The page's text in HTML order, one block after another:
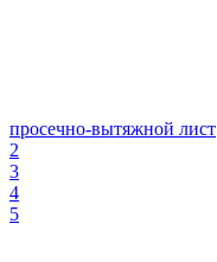
просечно-вытяжной лист
2
3
4
5